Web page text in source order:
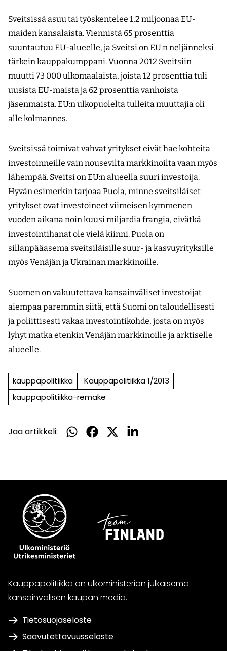
Sveitsissä asuu tai työskentelee 1,2 miljoonaa EU-
maiden kansalaista. Viennistä 65 prosenttia
suuntautuu EU-alueelle, ja Sveitsi on EU:n neljänneksi
tärkein kauppakumppani. Vuonna 2012 Sveitsiin
muutti 73 000 ulkomaalaista, joista 12 prosenttia tuli
uusista EU-maista ja 62 prosenttia vanhoista
jäsenmaista. EU:n ulkopuolelta tulleita muuttajia oli
alle kolmannes.
Sveitsissä toimivat vahvat yritykset eivät hae kohteita
investoinneille vain nousevilta markkinoilta vaan myös
lähempää. Sveitsi on EU:n alueella suuri investoija.
Hyvän esimerkin tarjoaa Puola, minne sveitsiläiset
yritykset ovat investoineet viimeisen kymmenen
vuoden aikana noin kuusi miljardia frangia, eivätkä
investointihanat ole vielä kiinni. Puola on
sillanpääasema sveitsiläisille suur- ja kasvuyrityksille
myös Venäjän ja Ukrainan markkinoille.
Suomen on vakuutettava kansainväliset investoijat
aiempaa paremmin siitä, että Suomi on taloudellisesti
ja poliittisesti vakaa investointikohde, josta on myös
lyhyt matka etenkin Venäjän markkinoille ja arktiselle
alueelle.
kauppapolitiikka
Kauppapolitiikka 1/2013
kauppapolitiikka-remake
Jaa artikkeli:
Jaa
Jaa
Jaa
Jaa
Kauppapolitiikka on ulkoministeriön julkaisema
kansainvälisen kaupan media.
Tietosuojaseloste
Saavutettavuusseloste